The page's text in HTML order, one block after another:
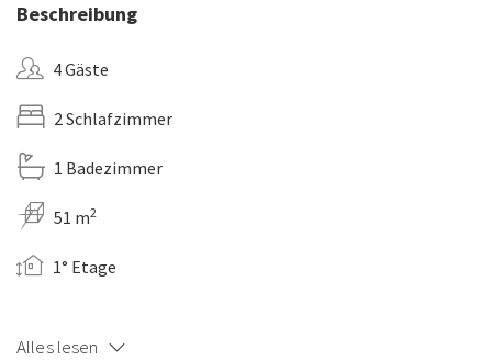
Beschreibung
4 Gäste
2 Schlafzimmer
1 Badezimmer
51 m2
1° Etage
Alles lesen